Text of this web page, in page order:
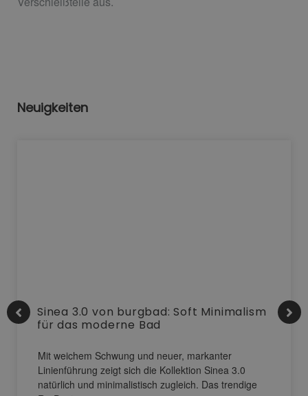
Neuigkeiten
Sinea 3.0 von burgbad: Soft Minimalism
für das moderne Bad
Mit weichem Schwung und neuer, markanter
Linienführung zeigt sich die Kollektion Sinea 3.0
natürlich und minimalistisch zugleich. Das trendige